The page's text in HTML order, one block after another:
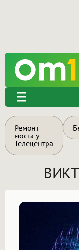
Ремонт
моста у
Телецентра